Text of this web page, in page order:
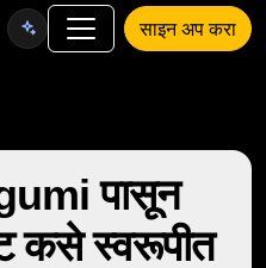
साइन अप करा
पासून
कसे स्वरूपीत